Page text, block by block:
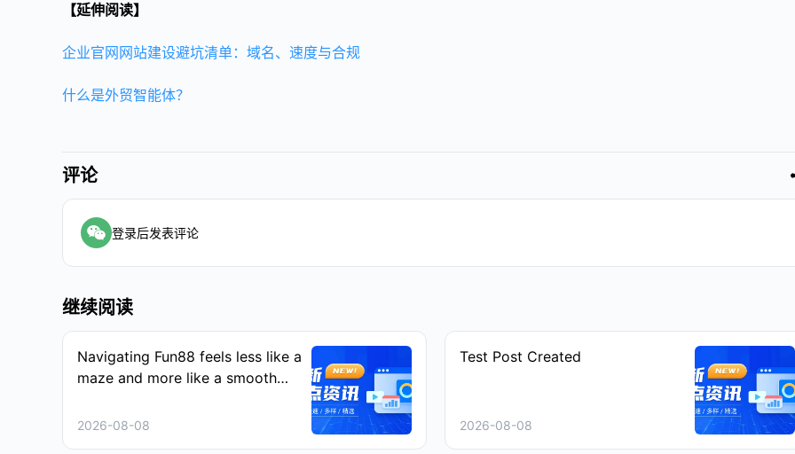
【延伸阅读】
企业官网网站建设避坑清单：域名、速度与合规
什么是外贸智能体？
评论
登录后发表评论
继续阅读
Navigating Fun88 feels less like a
maze and more like a smooth
2026-08-08
Test Post Created
2026-08-08